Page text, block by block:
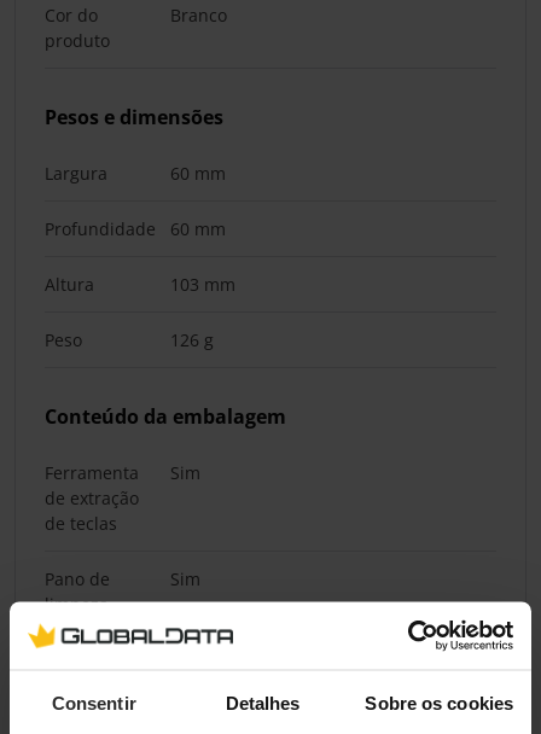
Consentir Detalhes Sobre os cookies
Cor do
produto
Branco
Pesos e dimensões
Largura 60 mm
Profundidade 60 mm
Altura 103 mm
Peso 126 g
Conteúdo da embalagem
Ferramenta
de extração
de teclas
Sim
Pano de
limpeza
Sim
Quantidade
1 unidade(s)